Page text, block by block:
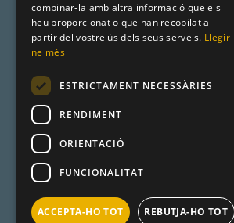
Premsa
Racó Català
combinar-la amb altra informació que els
heu proporcionat o que han recopilat a
partir del vostre ús dels seus serveis. Llegir-
ne més
ESTRICTAMENT NECESSÀRIES
RENDIMENT
ORIENTACIÓ
FUNCIONALITAT
ACCEPTA-HO TOT REBUTJA-HO TOT